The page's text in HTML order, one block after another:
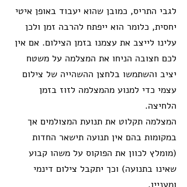
לגבי התריס, כמובן שהוא יעבוד באופן איטי
יחסית, כלומר הוא ייפתח להרבה זמן ולכן
עלינו לייצב את עצמנו בזמן הצילום. אם אין
לכם חצובה הניחו את המצלמה על משטח
יציב והשתמשו בלחצן ההשהייה של צילום
עצמי כדי למנוע מהמצלמה לזוז בזמן
הלחיצה.
המצלמה תקלוט את תנועת המצולמים אך
במקומות בהם אין תנועה תישאר החדות
(מומלץ לכוון את הפוקוס על משהו קבוע
שאינו בתנועה) וכך יתקבל צילום דינמי